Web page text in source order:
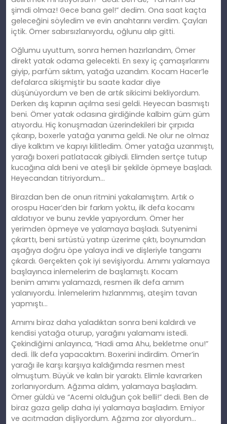
şimdi olmaz! Gece bana gel!” dedim. Ona saat kaçta
geleceğini söyledim ve evin anahtarını verdim. Çayları
içtik. Ömer sabırsızlanıyordu, oğlunu alıp gitti.
Oğlumu uyuttum, sonra hemen hazırlandım, Ömer
direkt yatak odama gelecekti. En sexy iç çamaşırlarımı
giyip, parfüm sıktım, yatağa uzandım. Kocam Hacer’le
defalarca sikişmiştir bu saate kadar diye
düşünüyordum ve ben de artık sikicimi bekliyordum.
Derken dış kapının açılma sesi geldi. Heyecan basmıştı
beni. Ömer yatak odasına girdiğinde kalbim güm güm
atıyordu. Hiç konuşmadan üzerindekileri bir çırpıda
çıkarıp, boxerle yatağa yanıma geldi. Ne olur ne olmaz
diye kalktım ve kapıyı kilitledim. Ömer yatağa uzanmıştı,
yarağı boxeri patlatacak gibiydi. Elimden sertçe tutup
kucağına aldı beni ve ateşli bir şekilde öpmeye başladı.
Heyecandan titriyordum…
Birazdan ben de onun ritmini yakalamıştım. Artık o
orospu Hacer’den bir farkım yoktu, ilk defa kocamı
aldatıyor ve bunu zevkle yapıyordum. Ömer her
yerimden öpmeye ve yalamaya başladı. Sutyenimi
çıkarttı, beni sırtüstü yatırıp üzerime çıktı, boynumdan
aşağıya doğru öpe yalaya indi ve dişleriyle tangamı
çıkardı. Gerçekten çok iyi sevişiyordu. Amımı yalamaya
başlayınca inlemelerim de başlamıştı. Kocam
benim amımı yalamazdı, resmen ilk defa amım
yalanıyordu. İnlemelerim hızlanmmış, ateşim tavan
yapmıştı…
Amımı biraz daha yaladıktan sonra beni kaldırdı ve
kendisi yatağa oturup, yarağını yalamamı istedi.
Çekindiğimi anlayınca, “Hadi ama Ahu, bekletme onu!”
dedi. İlk defa yapacaktım. Boxerini indirdim. Ömer’in
yarağı ile karşı karşıya kaldığımda resmen mest
olmuştum. Büyük ve kalın bir yaraktı. Elimle kavrarken
zorlanıyordum. Ağzıma aldım, yalamaya başladım.
Ömer güldü ve “Acemi olduğun çok belli!” dedi. Ben de
biraz gaza gelip daha iyi yalamaya başladım. Emiyor
ve acıtmadan dişliyordum. Ağzıma zor alıyordum…